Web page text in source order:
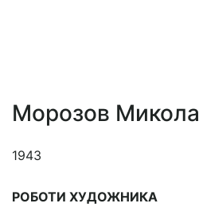
Морозов Микола
1943
РОБОТИ ХУДОЖНИКА